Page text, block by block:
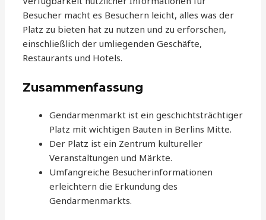
Besucher macht es Besuchern leicht, alles was der
Platz zu bieten hat zu nutzen und zu erforschen,
einschließlich der umliegenden Geschäfte,
Restaurants und Hotels.
Zusammenfassung
Gendarmenmarkt ist ein geschichtsträchtiger
Platz mit wichtigen Bauten in Berlins Mitte.
Der Platz ist ein Zentrum kultureller
Veranstaltungen und Märkte.
Umfangreiche Besucherinformationen
erleichtern die Erkundung des
Gendarmenmarkts.